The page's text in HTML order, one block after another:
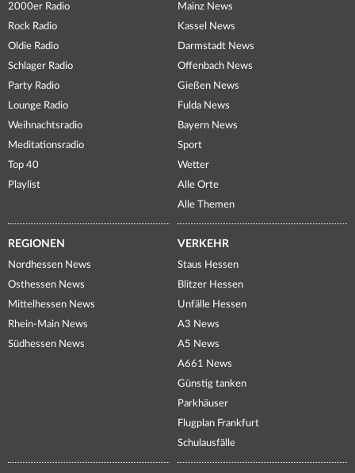
2000er Radio
Rock Radio
Oldie Radio
Schlager Radio
Party Radio
Lounge Radio
Weihnachtsradio
Meditationsradio
Top 40
Playlist
Mainz News
Kassel News
Darmstadt News
Offenbach News
Gießen News
Fulda News
Bayern News
Sport
Wetter
Alle Orte
Alle Themen
REGIONEN
Nordhessen News
Osthessen News
Mittelhessen News
Rhein-Main News
Südhessen News
VERKEHR
Staus Hessen
Blitzer Hessen
Unfälle Hessen
A3 News
A5 News
A661 News
Günstig tanken
Parkhäuser
Flugplan Frankfurt
Schulausfälle